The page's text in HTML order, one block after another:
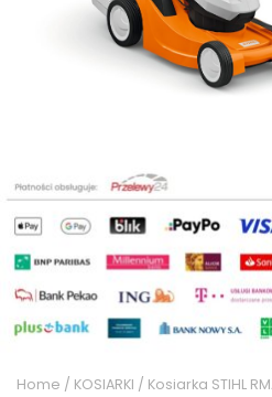
Home / KOSIARKI / Kosiarka STIHL